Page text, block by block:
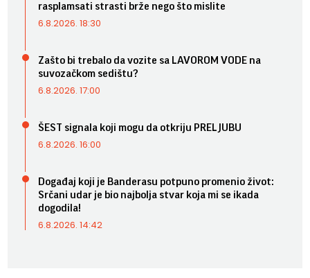
rasplamsati strasti brže nego što mislite
6.8.2026. 18:30
Zašto bi trebalo da vozite sa LAVOROM VODE na
suvozačkom sedištu?
6.8.2026. 17:00
ŠEST signala koji mogu da otkriju PRELJUBU
6.8.2026. 16:00
Događaj koji je Banderasu potpuno promenio život:
Srčani udar je bio najbolja stvar koja mi se ikada
dogodila!
6.8.2026. 14:42